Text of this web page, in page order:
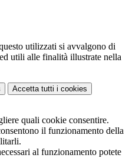
utilizzati si avvalgono di
utili alle finalità illustrate nella
Accetta tutti i cookies
quali cookie consentire.
il funzionamento della
al funzionamento potete